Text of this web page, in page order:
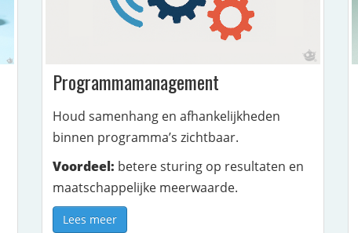
Programmamanagement
Houd samenhang en afhankelijkheden
binnen programma’s zichtbaar.
Voordeel: betere sturing op resultaten en
maatschappelijke meerwaarde.
Lees meer